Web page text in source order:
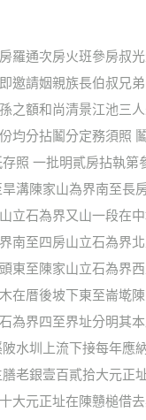
羅通次房火班參房叔
邀請姻親族長伯叔兄
之額和尚清景江池三
均分拈鬮分定務須照
照 一批明貳房拈執
溝陳家山為界南至長
立石為界又山一段在
南至四房山立石為界
東至陳家山立石為界
在厝後坡下東至崙墘
為界四至界址分明其
水圳上流下接每年應
老銀壹百貳拾大元正
大元正址在陳戇槌借